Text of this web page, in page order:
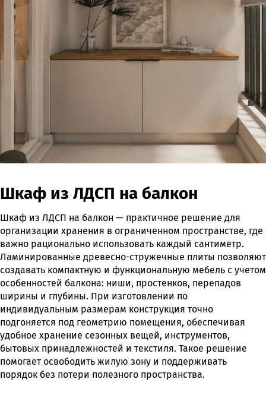
Шкаф из ЛДСП на балкон
Шкаф из ЛДСП на балкон — практичное решение для
организации хранения в ограниченном пространстве, где
важно рационально использовать каждый сантиметр.
Ламинированные древесно-стружечные плиты позволяют
создавать компактную и функциональную мебель с учетом
особенностей балкона: ниши, простенков, перепадов
ширины и глубины. При изготовлении по
индивидуальным размерам конструкция точно
подгоняется под геометрию помещения, обеспечивая
удобное хранение сезонных вещей, инструментов,
бытовых принадлежностей и текстиля. Такое решение
помогает освободить жилую зону и поддерживать
порядок без потери полезного пространства.